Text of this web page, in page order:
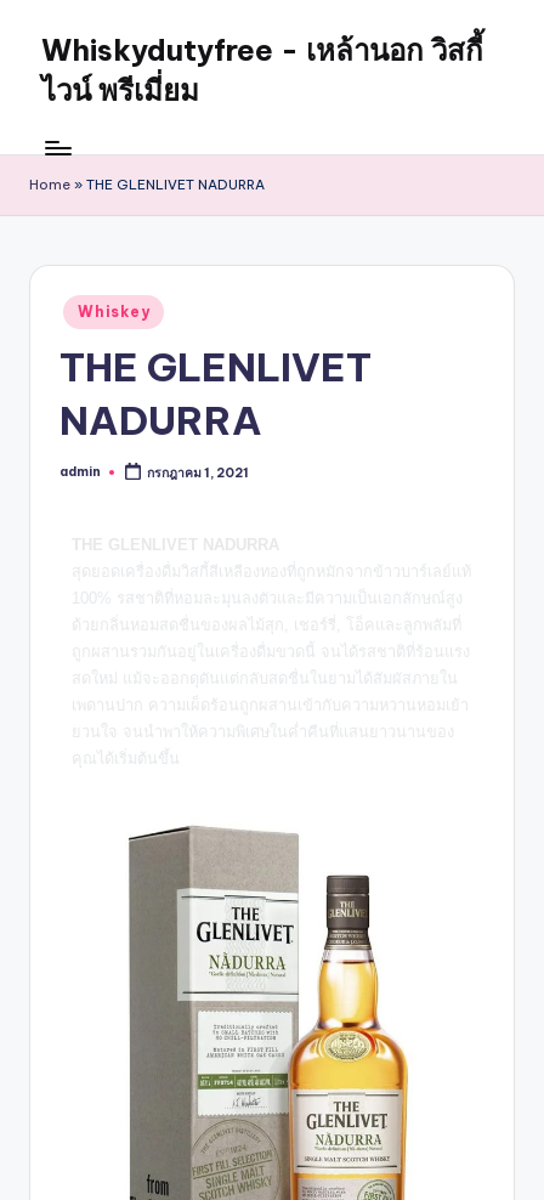
Whiskydutyfree - เหล้านอก วิสกี้
ไวน์ พรีเมี่ยม
Home » THE GLENLIVET NADURRA
Whiskey
THE GLENLIVET
NADURRA
admin กรกฎาคม 1, 2021
THE GLENLIVET NADURRA
สุดยอดเครื่องดื่มวิสกี้สีเหลืองทองที่ถูกหมักจากข้าวบาร์เลย์แท้
100% รสชาติที่หอมละมุนลงตัวและมีความเป็นเอกลักษณ์สูง
ด้วยกลิ่นหอมสดชื่นของผลไม้สุก, เชอร์รี่, โอ็คและลูกพลัมที่
ถูกผสานรวมกันอยู่ในเครื่องดื่มขวดนี้ จนได้รสชาติที่ร้อนแรง
สดใหม่ แม้จะออกดุดันแต่กลับสดชื่นในยามได้สัมผัสภายใน
เพดานปาก ความเผ็ดร้อนถูกผสานเข้ากับความหวานหอมเย้า
ยวนใจ จนนำพาให้ความพิเศษในค่ำคืนที่แสนยาวนานของ
คุณได้เริ่มต้นขึ้น